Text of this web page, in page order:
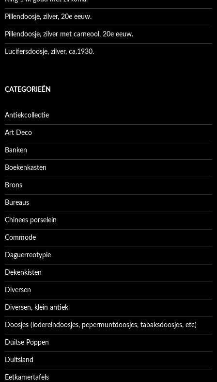
Pillendoosje, zilver, 20e eeuw.
Pillendoosje, zilver met carneool, 20e eeuw.
Lucifersdoosje, zilver, ca.1930.
CATEGORIEËN
Antiekcollectie
Art Deco
Banken
Boekenkasten
Brons
Bureaus
Chinees porselein
Commode
Daguerreotypie
Dekenkisten
Diversen
Diversen, klein antiek
Doosjes (lodereindoosjes, pepermuntdoosjes, tabaksdoosjes, etc)
Duitse Poppen
Duitsland
Eetkamertafels